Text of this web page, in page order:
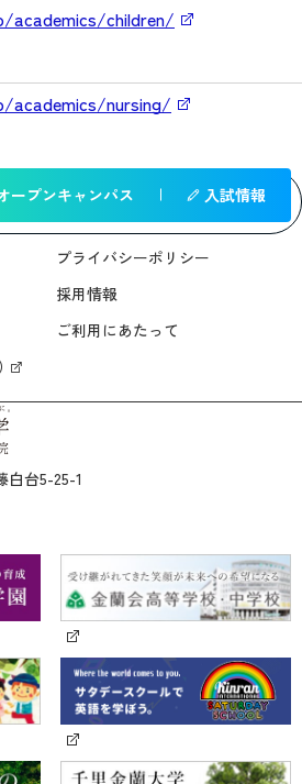
academics/children/
academics/nursing/
ープンキャンパス 入試情報
プライバシーポリシー
採用情報
ご利用にあたって
台5-25-1